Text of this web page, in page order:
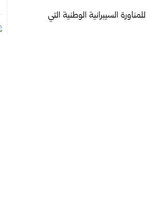
وكالة الأنباء القطرية “قنا” أن التمرين العربي جاء ضمن فعاليات النسخة الـ 12 للمناورة السيبرانية الوطنية التي